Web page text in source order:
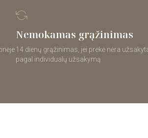
Nemokamas grąžinimas
14 dienų grąžinimas, jei prekė nėra
pagal individualų užsakymą